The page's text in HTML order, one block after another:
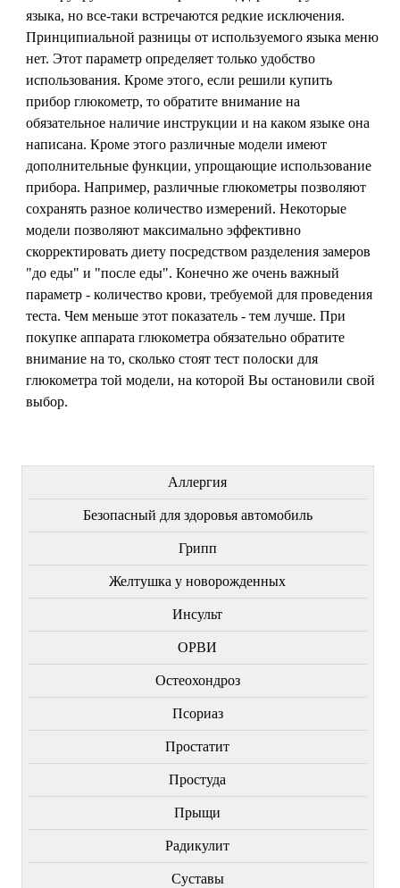
языка, но все-таки встречаются редкие исключения.
Принципиальной разницы от используемого языка меню
нет. Этот параметр определяет только удобство
иcпользования. Кроме этого, если решили купить
прибор глюкометр, то обратите внимание на
обязательное наличие инструкции и на каком языке она
написана. Кроме этого различные модели имеют
дополнительные функции, упрощающие использование
прибора. Например, различные глюкометры позволяют
сохранять разное количество измерений. Некоторые
модели позволяют максимально эффективно
скорректировать диету посредством разделения замеров
"до еды" и "после еды". Конечно же очень важный
параметр - количество крови, требуемой для проведения
теста. Чем меньше этот показатель - тем лучше. При
покупке аппарата глюкометра обязательно обратите
внимание на то, сколько стоят тест полоски для
глюкометра той модели, на которой Вы остановили свой
выбор.
Аллергия
Безопасный для здоровья автомобиль
Грипп
Желтушка у новорожденных
Инсульт
ОРВИ
Остеохондроз
Пcориаз
Простатит
Простуда
Прыщи
Радикулит
Суставы